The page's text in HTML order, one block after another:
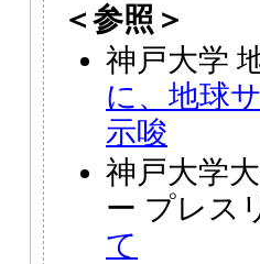
＜参照＞
神戸大学
に、地球
示唆
神戸大学
ー プレス
て